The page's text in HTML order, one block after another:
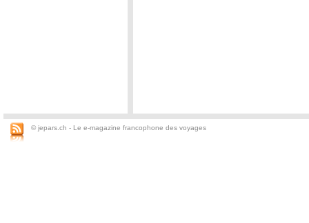
© jepars.ch - Le e-magazine francophone des voyages